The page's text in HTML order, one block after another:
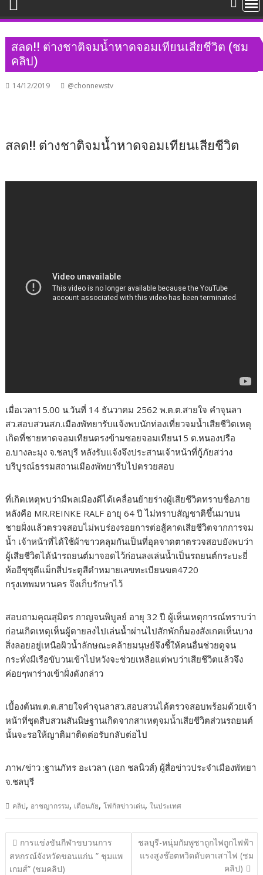
สลด!! ต่างชาติจมน้ำหาดจอมเทียนเสียชีวิต (ชม
คลิป)
14/12/2019 @chonnewstv
สลด!! ต่างชาติจมน้ำหาดจอมเทียนเสียชีวิต
เมื่อเวลา15.00 น.วันที่ 14 ธันวาคม 2562 พ.ต.ต.สายใจ คำจุนลา
สว.สอบสวนสภ.เมืองพัทยารับแจ้งพบนักท่องเที่ยวจมน้ำเสียชีวิตเหตุ
เกิดที่ชายหาดจอมเทียนตรงข้ามซอยจอมเทียน15 ต.หนองปรือ
อ.บางละมุง จ.ชลบุรี หลังรับแจ้งจึงประสานเจ้าหน้าที่กู้ภัยสว่าง
บริบูรณ์ธรรมสถานเมืองพัทยารีบไปตรวยสอบ
ที่เกิดเหตุพบว่ามีพลเมืองดีได้เคลื่อนย้ายร่างผู้เสียชีวิตทราบชื่อภาย
หลังคือ MR.REINKE RALF อายุ 64 ปี ไม่ทราบสัญชาติขึ้นมาบน
ชายฝั่งแล้วตรวจสอบไม่พบร่องรอยการต่อสู้คาดเสียชีวิตจากการจม
น้ำ เจ้าหน้าที่ได้ใช้ผ้าขาวคลุมกันเป็นที่อุดจาดตาตรวจสอบยังพบว่า
ผู้เสียชีวิตได้นำรถยนต์มาจอดไว้ก่อนลงเล่นน้ำเป็นรถยนต์กระบะยี่
ห้ออีซุซุดีแม็กสี่ประตูสีดำหมายเลขทะเบียนฆต4720
กรุงเทพมหานคร จึงเก็บรักษาไว้
สอบถามคุณสุมิตร กาญจนพิบูลย์ อายุ 32 ปี ผู้เห็นเหตุการณ์ทราบว่า
ก่อนเกิดเหตุเห็นผู้ตายลงไปเล่นน้ำผ่านไปสักพักก็มองสังเกตเห็นบาง
สิ่งลอยอยู่เหนือผิวน้ำลักษณะคล้ายมนุษย์จึงชี้ให้คนอื่นช่วยดูจน
กระทั่งมีเรือขับวนเข้าไปหวังจะช่วยเหลือแต่พบว่าเสียชีวิตแล้วจึง
ค่อยๆพาร่างเข้าฝั่งดังกล่าว
เบื้องต้นพ.ต.ต.สายใจคำจุนลาสว.สอบสวนได้ตรวจสอบพร้อมด้วยเจ้า
หน้าที่ชุดสืบสวนสันนิษฐานเกิดจากสาเหตุจมน้ำเสียชีวิตส่วนรถยนต์
นั้นจะรอให้ญาติมาติดต่อรับกลับต่อไป
ภาพ/ข่าว :ฐานภัทร อะเวลา (เอก ชลนิวส์) ผู้สื่อข่าวประจำเมืองพัทยา
จ.ชลบุรี
คลิป, อาชญากรรม, เตือนภัย,โฟกัสข่าวเด่น,ในประเทศ
แนะแนว
เรื่อง
การแข่งขันกีฬาขบวนการ
สหกรณ์จังหวัดขอนแก่น ” ชุมแพ
เกมส์” (ชมคลิป)
ชลบุรี​-หนุ่มกัมพูชาถูกไฟถูกไฟฟ้า
แรงสูงช๊อตหวิดดับคาเสาไฟ (ชม
คลิป)